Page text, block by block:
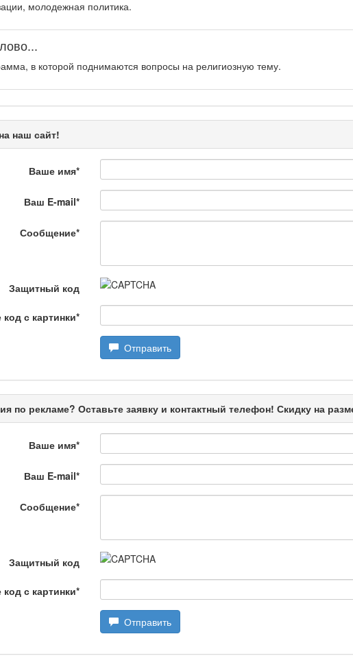
молодежная политика.
в которой поднимаются вопросы на религиозную тему.
программа «Энергия удачи» представляет собой
волне / Қылмыс пен жаза
/ Маңызды сұрақ
наш сайт!
Ваше имя*
Ваш E-mail*
Сообщение*
Защитный код
код с картинки*
Отправить
по рекламе? Оставьте заявку и контактный телефон! Скидку на
Ваше имя*
Ваш E-mail*
Сообщение*
Защитный код
код с картинки*
Отправить